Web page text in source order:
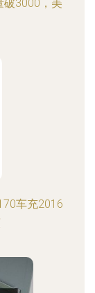
破3000，美
车充2016